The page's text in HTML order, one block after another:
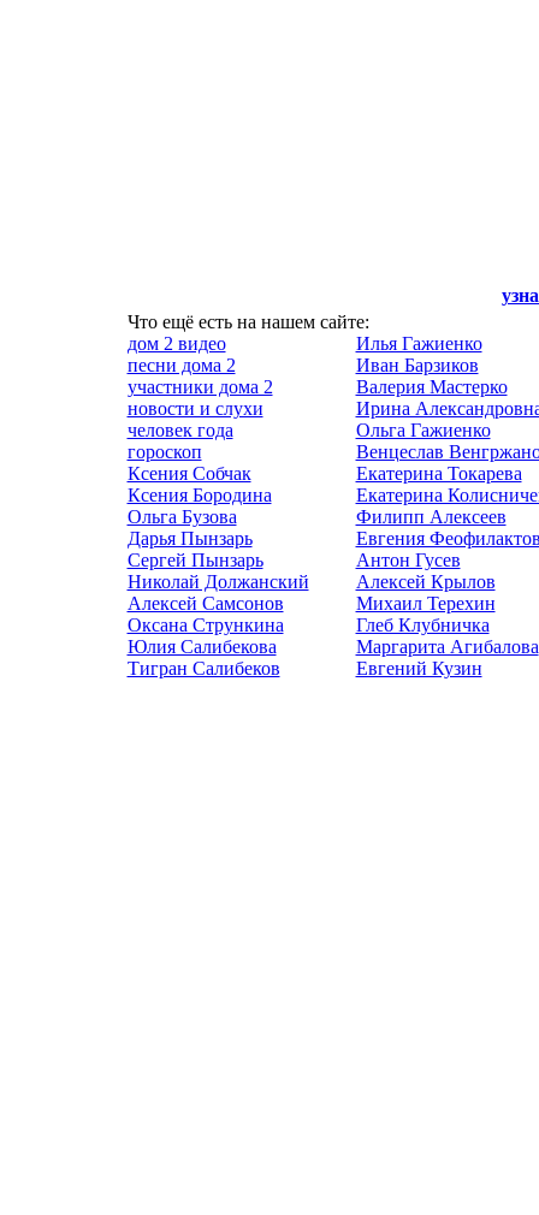
Что ещё есть на нашем сайте:
дом 2 видео
песни дома 2
участники дома 2
новости и слухи
человек года
гороскоп
Ксения Собчак
Ксения Бородина
Ольга Бузова
Дарья Пынзарь
Сергей Пынзарь
Николай Должанский
Алексей Самсонов
Оксана Стрункина
Юлия Салибекова
Тигран Салибеков
Илья Гажиенко
Иван Барзиков
Валерия Мастерко
Ирина
Ольга Гажиенко
Венцеслав
Екатерина Токарева
Екатерина
Филипп Алексеев
Евгения
Антон Гусев
Алексей Крылов
Михаил Терехин
Глеб Клубничка
Маргарита Агибалова
Евгений Кузин